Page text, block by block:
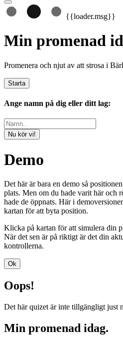
{{loader.msg}}
Min promenad
Promenera och njut av att strosa i
Starta
Ange namn på dig eller ditt lag:
Nu kör vi!
Demo
Det här är bara en demo så
plats. Men om du hade varit här och
hade de öppnats. Här i
kartan för att byta position.
Klicka på kartan för att simulera din
När det sen är på riktigt är det din
kontrollerna.
Ok
Oops!
Det här quizet är inte tillgängligt just
Min promenad idag.